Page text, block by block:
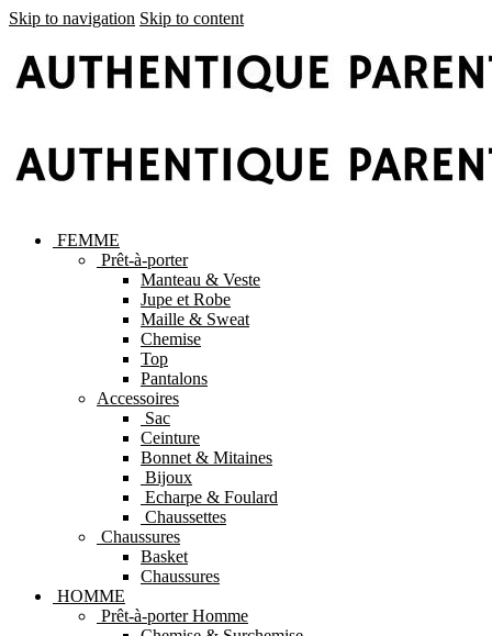
Skip to navigation Skip to content
FEMME
Prêt-à-porter
Manteau & Veste
Jupe et Robe
Maille & Sweat
Chemise
Top
Pantalons
Accessoires
Sac
Ceinture
Bonnet & Mitaines
Bijoux
Echarpe & Foulard
Chaussettes
Chaussures
Basket
Chaussures
HOMME
Prêt-à-porter Homme